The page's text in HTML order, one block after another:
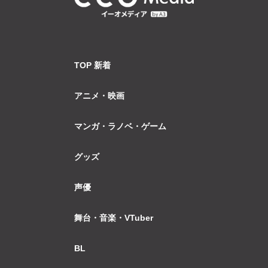
TOP 新着
アニメ・映画
マンガ・ラノベ・ゲーム
グッズ
声優
舞台・音楽・VTuber
BL